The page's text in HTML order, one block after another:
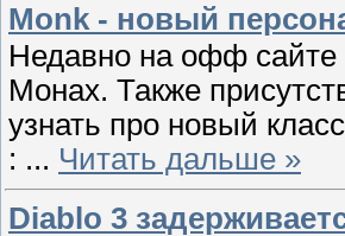
Monk - новый
Недавно на офф сайте
Монах. Также
узнать про новый класс
: ... Читать дальше »
Diablo 3